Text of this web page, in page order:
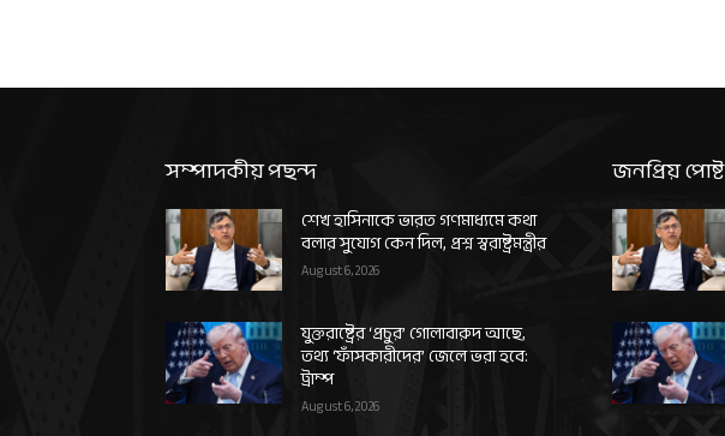
সম্পাদকীয় পছন্দ
শেখ হাসিনাকে ভারত গণমাধ্যমে কথা
বলার সুযোগ কেন দিল, প্রশ্ন স্বরাষ্ট্রমন্ত্রীর
August 6, 2026
যুক্তরাষ্ট্রের ‘প্রচুর’ গোলাবারুদ আছে,
তথ্য ‘ফাঁসকারীদের’ জেলে ভরা হবে:
ট্রাম্প
August 6, 2026
জনপ্রিয় পোষ্ট